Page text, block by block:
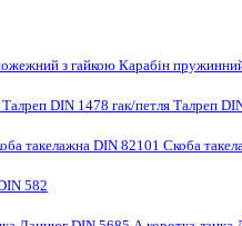
з гайкою Карабін
Талреп DIN 1478 гак/петля Талреп
такелажна DIN 82101 Скоба
582